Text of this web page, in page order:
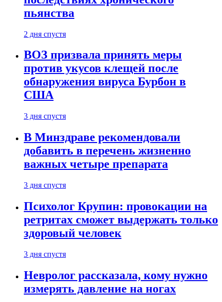
пьянства
2 дня спустя
ВОЗ призвала принять меры
против укусов клещей после
обнаружения вируса Бурбон в
США
3 дня спустя
В Минздраве рекомендовали
добавить в перечень жизненно
важных четыре препарата
3 дня спустя
Психолог Крупин: провокации на
ретритах сможет выдержать только
здоровый человек
3 дня спустя
Невролог рассказала, кому нужно
измерять давление на ногах